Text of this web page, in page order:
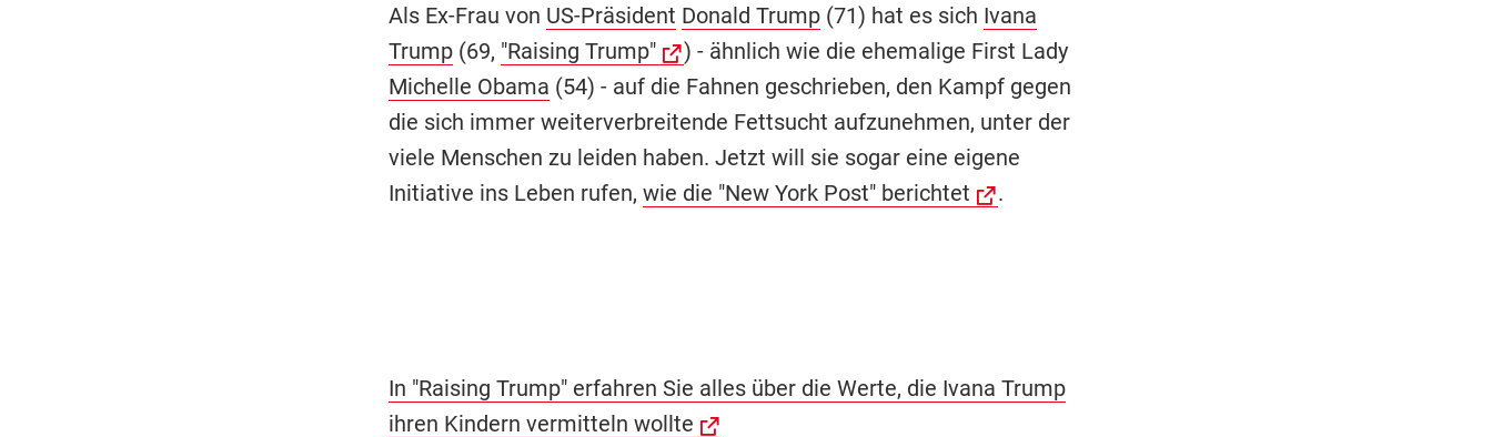
Als Ex-Frau von US-Präsident Donald Trump(71) hat es sich Ivana
Trump(69, "Raising Trump"
) - ähnlich wie die ehemalige First Lady
Michelle Obama (54) - auf die Fahnen geschrieben, den Kampf gegen
die sich immer weiterverbreitende Fettsucht aufzunehmen, unter der
viele Menschen zu leiden haben. Jetzt will sie sogar eine eigene
Initiative ins Leben rufen, wie die "New York Post" berichtet .
In "Raising Trump" erfahren Sie alles über die Werte, die Ivana Trump
ihren Kindern vermitteln wollte